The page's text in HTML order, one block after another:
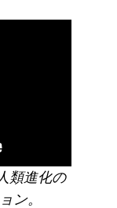
類進化の
ン。